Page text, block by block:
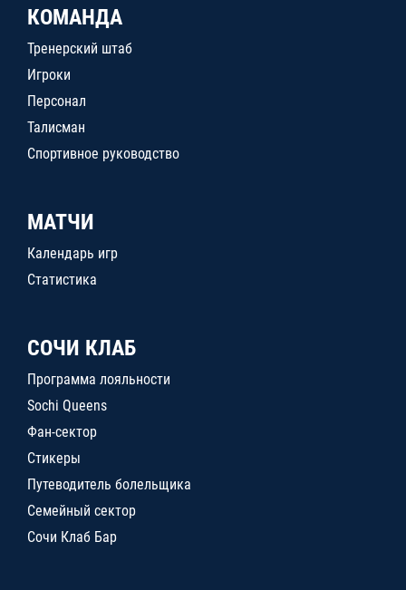
КОМАНДА
Тренерский штаб
Игроки
Персонал
Талисман
Спортивное руководство
МАТЧИ
Календарь игр
Статистика
СОЧИ КЛАБ
Программа лояльности
Sochi Queens
Фан-сектор
Стикеры
Путеводитель болельщика
Семейный сектор
Сочи Клаб Бар